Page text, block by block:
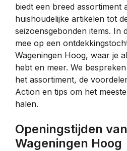
biedt een breed assortiment
huishoudelijke artikelen tot
seizoensgebonden items. In
mee op een
Wageningen Hoog, waar je
hebt en meer. We
het assortiment, de
Action en tips om het
halen.
Openingstijden van Action
Wageningen Hoog